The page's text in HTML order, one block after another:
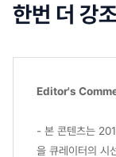
한번 더 강
Editor's
- 본 콘텐츠는
을 큐레이터의 시